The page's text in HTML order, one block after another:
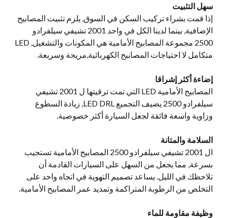
سهل التثبيت
إذا قمت بشراء تركيب السكن في السوق, يلزم تثبيت المصابيح
الإضافية, بينما لدينا الكل في واحد 2001 تشيفي سيلفرادو
2500 مجموعة المصابيح الأمامية هي المكونات والتشغيل, LED
متكامل لا احتياجات المصابيح الكهربائية,مريحة وسريعة.
إضاءة أكثر إشراقا
المصابيح الأمامية LED التي تمت ترقيتها ل 2001 تشيفي
سيلفرادو 2500 يضيف التجميع LED DRL, زيادة السطوع
وزاوية واسعة فائقة لجعل السيارة أكثر خصوصية.
السلامة والمتانة
ال 2001 تشيفي سيلفرادو 2500 المصابيح الأمامية تستجيب
بسرعة, مما يجعل من السهل على السيارات القادمة أن
تلاحظك في الليل. يساعد تصميم التهوية في اتجاه واحد على
التخلص من الرطوبة المتراكمة وتمديد عمر المصابيح الأمامية.
وظيفة مقاومة للماء